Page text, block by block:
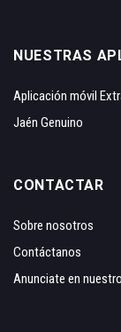
NUESTRAS
Aplicación móvil
Jaén Genuino
CONTACTAR
Sobre nosotros
Contáctanos
Anunciate en